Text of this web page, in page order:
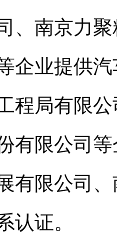
、南京力
企业提供
程局有限
有限公司
有限公司
认证。